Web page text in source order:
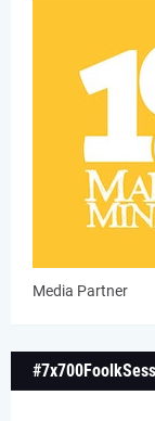
Media Partner